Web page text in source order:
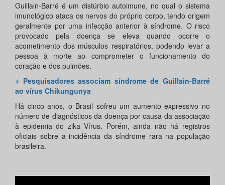
Guillain-Barré é um distúrbio autoimune, no qual o sistema
imunológico ataca os nervos do próprio corpo, tendo origem
geralmente por uma infecção anterior à síndrome. O risco
provocado pela doença se eleva quando ocorre o
acometimento dos músculos respiratórios, podendo levar a
pessoa à morte ao comprometer o funcionamento do
coração e dos pulmões.
+ Pesquisadores associam síndrome de Guillain-Barré
ao vírus Chikungunya
Há cinco anos, o Brasil sofreu um aumento expressivo no
número de diagnósticos da doença por causa da associação
à epidemia do zika Vírus. Porém, ainda não há registros
oficiais sobre a incidência da síndrome rara na população
brasileira.